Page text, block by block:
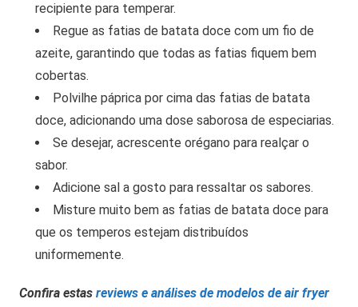
recipiente para temperar.
Regue as fatias de batata doce com um fio de
azeite, garantindo que todas as fatias fiquem bem
cobertas.
Polvilhe páprica por cima das fatias de batata
doce, adicionando uma dose saborosa de especiarias.
Se desejar, acrescente orégano para realçar o
sabor.
Adicione sal a gosto para ressaltar os sabores.
Misture muito bem as fatias de batata doce para
que os temperos estejam distribuídos
uniformemente.
Confira estas reviews e análises de modelos de air fryer